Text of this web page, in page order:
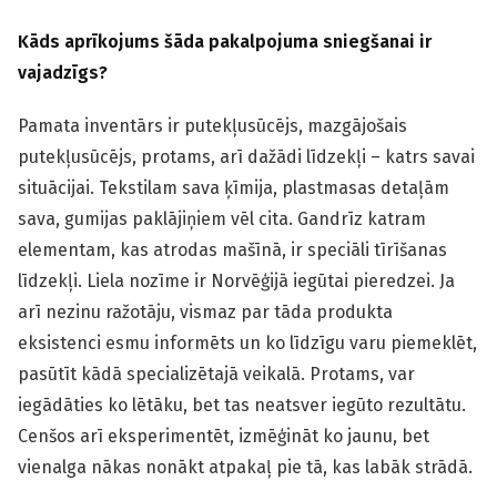
Kāds aprīkojums šāda pakalpojuma sniegšanai ir
vajadzīgs?
Pamata inventārs ir putekļusūcējs, mazgājošais
putekļusūcējs, protams, arī dažādi līdzekļi – katrs savai
situācijai. Tekstilam sava ķīmija, plastmasas detaļām
sava, gumijas paklājiņiem vēl cita. Gandrīz katram
elementam, kas atrodas mašīnā, ir speciāli tīrīšanas
līdzekļi. Liela nozīme ir Norvēģijā iegūtai pieredzei. Ja
arī nezinu ražotāju, vismaz par tāda produkta
eksistenci esmu informēts un ko līdzīgu varu piemeklēt,
pasūtīt kādā specializētajā veikalā. Protams, var
iegādāties ko lētāku, bet tas neatsver iegūto rezultātu.
Cenšos arī eksperimentēt, izmēģināt ko jaunu, bet
vienalga nākas nonākt atpakaļ pie tā, kas labāk strādā.